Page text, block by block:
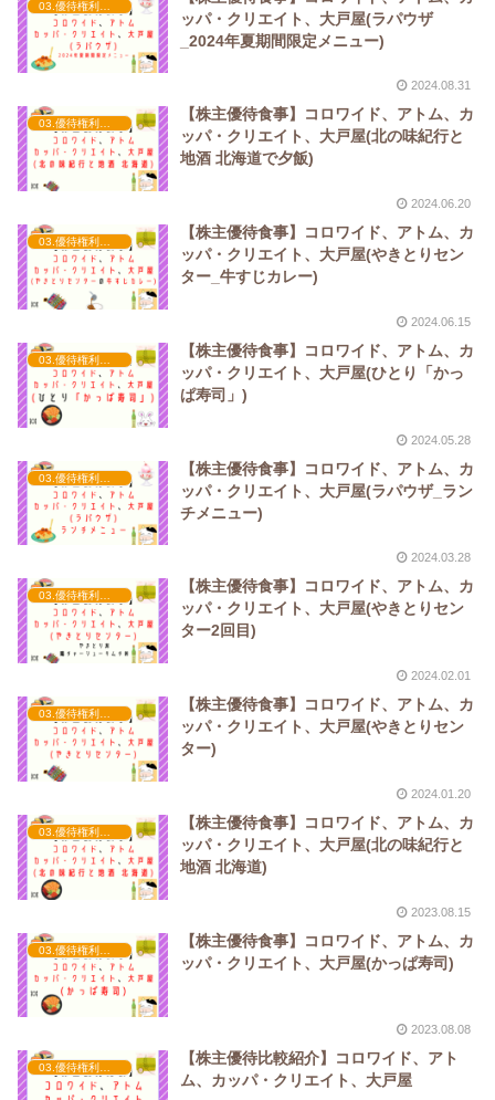
ッパ・クリエイト、大戸屋(ラパウザ
_2024年夏期間限定メニュー)
2024.08.31
03.優待権利確定（3月）
【株主優待食事】コロワイド、アトム、カ
ッパ・クリエイト、大戸屋(北の味紀行と
地酒 北海道で夕飯)
2024.06.20
【株主優待食事】コロワイド、アトム、カ
ッパ・クリエイト、大戸屋(やきとりセン
ター_牛すじカレー)
2024.06.15
【株主優待食事】コロワイド、アトム、カ
ッパ・クリエイト、大戸屋(ひとり「かっ
ぱ寿司」)
2024.05.28
【株主優待食事】コロワイド、アトム、カ
ッパ・クリエイト、大戸屋(ラパウザ_ラン
チメニュー)
2024.03.28
03.優待権利確定（3月）
【株主優待食事】コロワイド、アトム、カ
ッパ・クリエイト、大戸屋(やきとりセン
ター2回目)
2024.02.01
【株主優待食事】コロワイド、アトム、カ
ッパ・クリエイト、大戸屋(やきとりセン
ター)
2024.01.20
【株主優待食事】コロワイド、アトム、カ
ッパ・クリエイト、大戸屋(北の味紀行と
地酒 北海道)
2023.08.15
【株主優待食事】コロワイド、アトム、カ
ッパ・クリエイト、大戸屋(かっぱ寿司)
2023.08.08
03.優待権利確定（3月）
【株主優待比較紹介】コロワイド、アト
ム、カッパ・クリエイト、大戸屋